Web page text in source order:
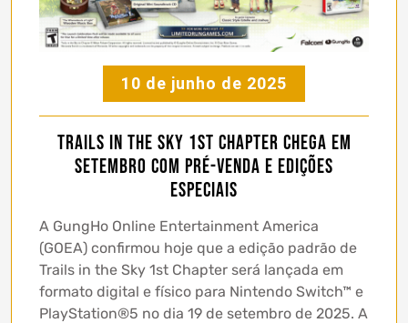
10 de junho de 2025
Trails in the Sky 1st Chapter chega em
setembro com pré-venda e edições
especiais
A GungHo Online Entertainment America
(GOEA) confirmou hoje que a edição padrão de
Trails in the Sky 1st Chapter será lançada em
formato digital e físico para Nintendo Switch™ e
PlayStation®5 no dia 19 de setembro de 2025. A